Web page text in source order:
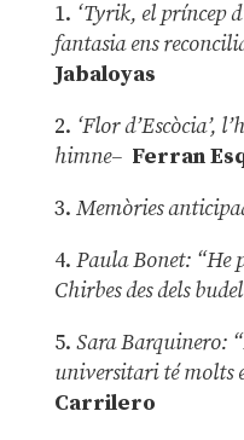
1. ‘Tyrik, el príncep
fantasia ens
Jabaloyas
2. ‘Flor d’Escòcia’,
himne– Ferran
3. Memòries
4. Paula Bonet: “He
Chirbes des dels
5. Sara Barquinero:
universitari té molts
Carrilero